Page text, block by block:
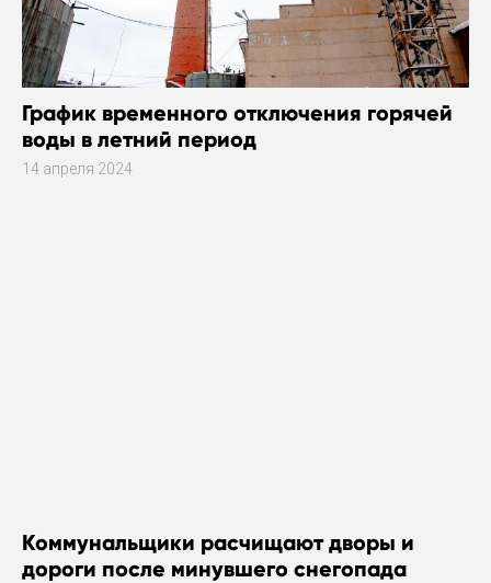
График временного отключения горячей
воды в летний период
14 апреля 2024
Коммунальщики расчищают дворы и
дороги после минувшего снегопада